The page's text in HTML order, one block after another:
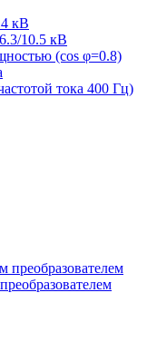
кВ
10.5 кВ
(cos φ=0.8)
тока 400 Гц)